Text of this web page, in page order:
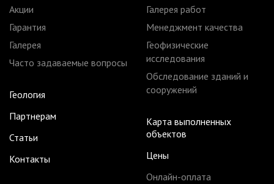
Акции
Гарантия
Галерея
Часто задаваемые вопросы
Геология
Партнерам
Статьи
Контакты
Галерея работ
Менеджмент качества
Геофизические
исследования
Обследование зданий и
сооружений
Карта выполненных
объектов
Цены
Онлайн-оплата